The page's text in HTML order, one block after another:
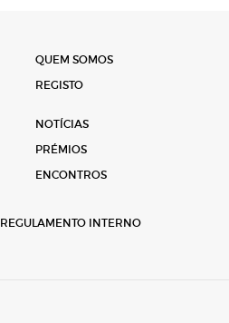
QUEM SOMOS
REGISTO
NOTÍCIAS
PRÉMIOS
ENCONTROS
REGULAMENTO INTERNO